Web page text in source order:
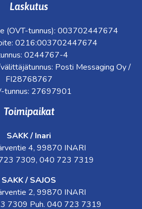
Laskutus
(OVT-tunnus): 003702447674
0216:003702447674
0244767-4
Posti Messaging Oy /
FI28768767
tunnus: 27697901
Toimipaikat
SAKK / Inari
4, 99870 INARI
7309, 040 723 7319
SAKK / SAJOS
2, 99870 INARI
7309 Puh. 040 723 7319